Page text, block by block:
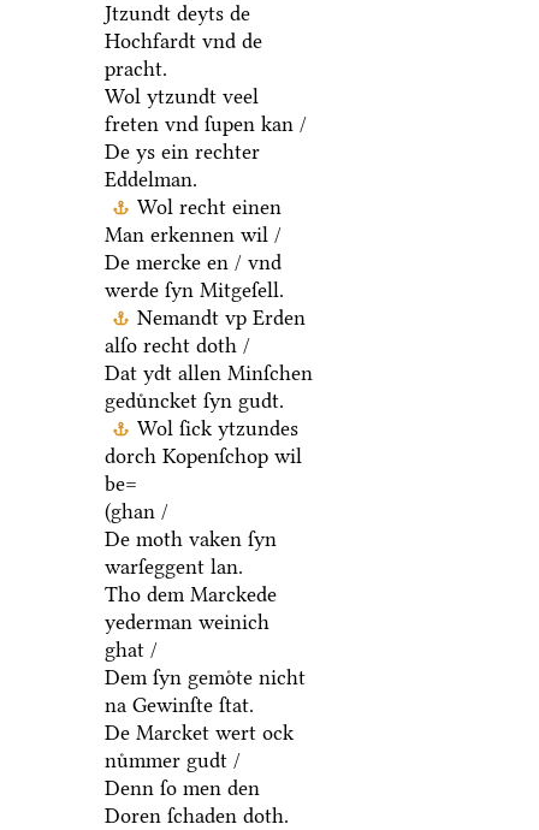
Jtzundt deyts de
Hochfardt vnd de
pracht.
Wol ytzundt veel
freten vnd ſupen kan /
De ys ein rechter
Eddelman.
Wol recht einen
Man erkennen wil /
De mercke en / vnd
werde ſyn Mitgeſell.
Nemandt vp Erden
alſo recht doth /
Dat ydt allen Minſchen
geduͤncket ſyn gudt.
Wol ſick ytzundes
dorch Kopenſchop wil
be=
(ghan /
De moth vaken ſyn
warſeggent lan.
Tho dem Marckede
yederman weinich
ghat /
Dem ſyn gemoͤte nicht
na Gewinſte ſtat.
De Marcket wert ock
nuͤmmer gudt /
Denn ſo men den
Doren ſchaden doth.